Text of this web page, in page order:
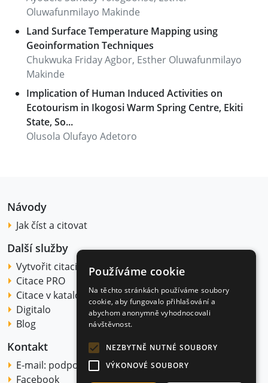
Oluwafunmilayo Makinde
Land Surface Temperature Mapping using
Geoinformation Techniques
Chukwuka Friday Agbor, Esther Oluwafunmilayo
Makinde
Implication of Human Induced Activities on
Ecotourism in Ikogosi Warm Spring Centre, Ekiti
State, So...
Olusola Olufayo Adetoro
Návody
Jak číst a citovat
Další služby
Vytvořit citaci
Citace PRO
Citace v katalogu
Digitalo
Blog
Kontakt
E-mail: podpora@citace.com
Facebook
Používáme cookie
Na těchto stránkách používáme soubory
cookie, aby fungovalo přihlašování a
abychom anonymně vyhodnocovali
návštěvnost.
NEZBYTNĚ NUTNÉ SOUBORY
VÝKONOVÉ SOUBORY